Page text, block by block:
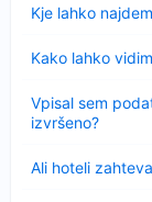
Kje lahko
Kako lahko
Vpisal sem
izvršeno?
Ali hoteli